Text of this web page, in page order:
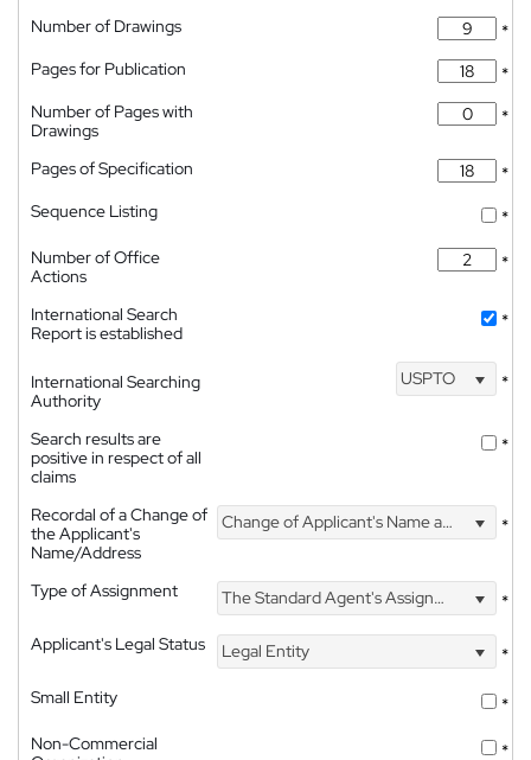
Number of Drawings
*
Pages for Publication
*
Number of Pages with
Drawings
*
Pages of Specification
*
Sequence Listing
*
Number of Office
Actions
*
International Search
Report is established
*
International Searching
Authority
USPTO *
Search results are
positive in respect of all
claims
*
Recordal of a Change of
the Applicant's
Name/Address
Change of Applicant's Name and Address *
Type of Assignment The Standard Agent's Assignment
*
Applicant's Legal Status
Legal Entity
*
Small Entity
*
Non-Commercial
*